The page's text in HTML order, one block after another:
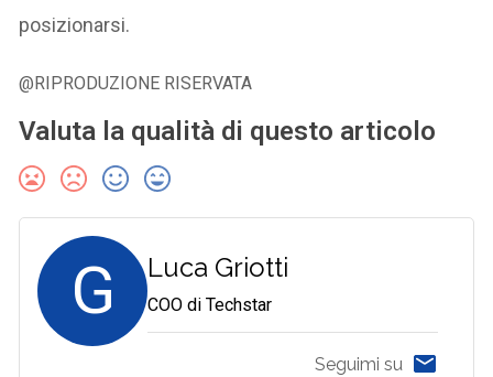
posizionarsi.
@RIPRODUZIONE RISERVATA
Valuta la qualità di questo articolo
G Luca Griotti
COO di Techstar
Seguimi su